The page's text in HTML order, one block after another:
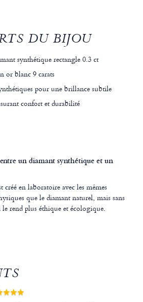
DU BIJOU
synthétique rectangle 0.3 ct
or blanc 9 carats
pour une brillance subtile
confort et durabilité
un diamant synthétique et un
créé en laboratoire avec les mêmes
que le diamant naturel, mais sans
rend plus éthique et écologique.